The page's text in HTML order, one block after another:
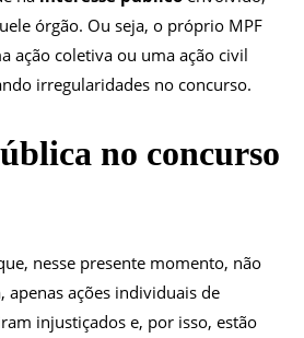
órgão. Ou seja, o próprio MPF
ação coletiva ou uma ação civil
irregularidades no concurso.
no concurso
nesse presente momento, não
apenas ações individuais de
injustiçados e, por isso, estão